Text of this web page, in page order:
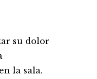
su dolor
la sala.